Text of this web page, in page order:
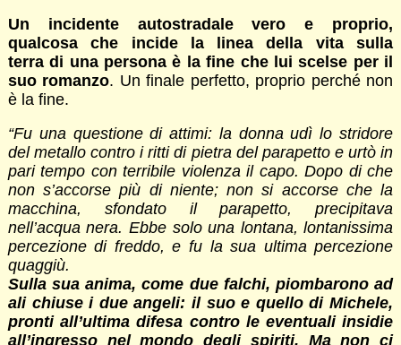
Un incidente autostradale vero e proprio,
qualcosa che incide la linea della vita sulla
terra di una persona è la fine che lui scelse per il
suo romanzo. Un finale perfetto, proprio perché non
è la fine.
“Fu una questione di attimi: la donna udì lo stridore
del metallo contro i ritti di pietra del parapetto e urtò in
pari tempo con terribile violenza il capo. Dopo di che
non s’accorse più di niente; non si accorse che la
macchina, sfondato il parapetto, precipitava
nell’acqua nera. Ebbe solo una lontana, lontanissima
percezione di freddo, e fu la sua ultima percezione
quaggiù.
Sulla sua anima, come due falchi, piombarono ad
ali chiuse i due angeli: il suo e quello di Michele,
pronti all’ultima difesa contro le eventuali insidie
all’ingresso nel mondo degli spiriti. Ma non ci